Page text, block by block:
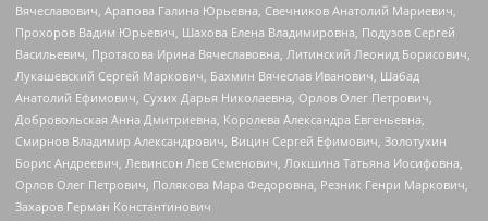
Вячеславович, Арапова Галина Юрьевна, Свечников Анатолий Мариевич,
Прохоров Вадим Юрьевич, Шахова Елена Владимировна, Подузов Сергей
Васильевич, Протасова Ирина Вячеславовна, Литинский Леонид Борисович,
Лукашевский Сергей Маркович, Бахмин Вячеслав Иванович, Шабад
Анатолий Ефимович, Сухих Дарья Николаевна, Орлов Олег Петрович,
Добровольская Анна Дмитриевна, Королева Александра Евгеньевна,
Смирнов Владимир Александрович, Вицин Сергей Ефимович, Золотухин
Борис Андреевич, Левинсон Лев Семенович, Локшина Татьяна Иосифовна,
Орлов Олег Петрович, Полякова Мара Федоровна, Резник Генри Маркович,
Захаров Герман Константинович